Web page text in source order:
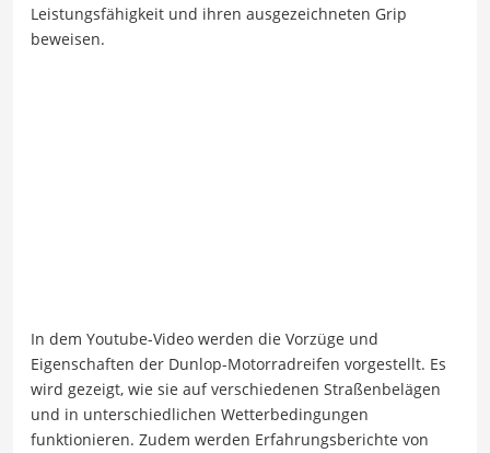
Leistungsfähigkeit und ihren ausgezeichneten Grip
beweisen.
In dem Youtube-Video werden die Vorzüge und
Eigenschaften der Dunlop-Motorradreifen vorgestellt. Es
wird gezeigt, wie sie auf verschiedenen Straßenbelägen
und in unterschiedlichen Wetterbedingungen
funktionieren. Zudem werden Erfahrungsberichte von